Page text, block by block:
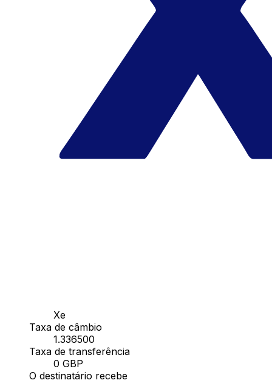
Xe
Taxa de câmbio
1.336500
Taxa de transferência
0 GBP
O destinatário recebe